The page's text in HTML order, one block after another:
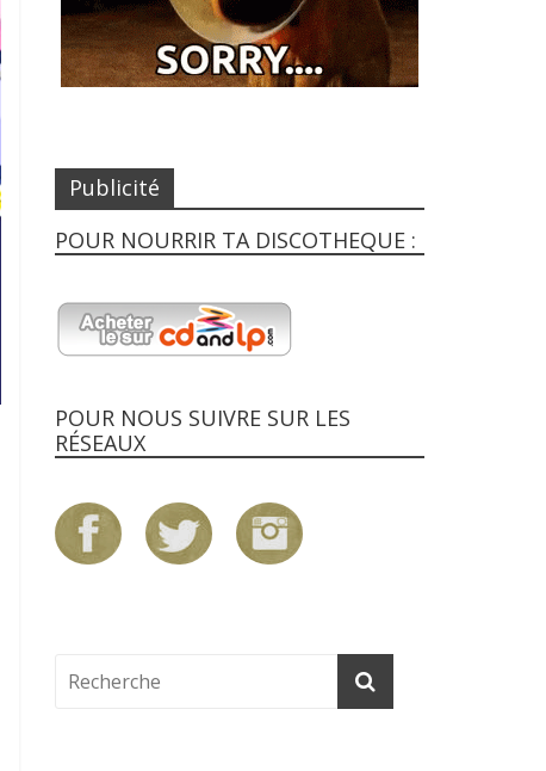
Publicité
POUR NOURRIR TA DISCOTHEQUE :
POUR NOUS SUIVRE SUR LES
RÉSEAUX